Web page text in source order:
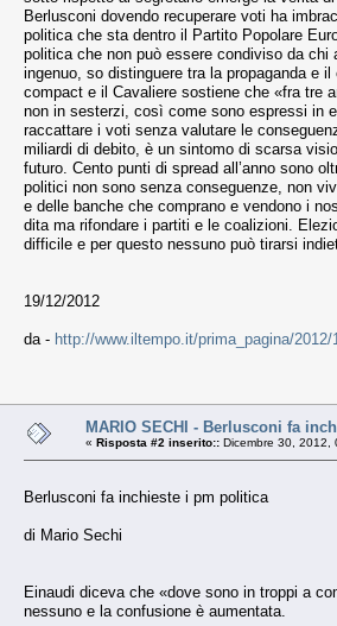
Berlusconi dovendo recuperare voti ha
politica che sta dentro il Partito Popolare
politica che non può essere condiviso da chi
ingenuo, so distinguere tra la propaganda e
compact e il Cavaliere sostiene che «fra tre
non in sesterzi, così come sono espressi in
raccattare i voti senza valutare le
miliardi di debito, è un sintomo di scarsa
futuro. Cento punti di spread all’anno sono
politici non sono senza conseguenze, non
e delle banche che comprano e vendono i
dita ma rifondare i partiti e le coalizioni.
difficile e per questo nessuno può tirarsi
19/12/2012
da - http://www.iltempo.it/prima_pagina/
MARIO SECHI - Berlusconi fa
« Risposta #2 inserito:: Dicembre 30, 2012,
Berlusconi fa inchieste i pm politica
di Mario Sechi
Einaudi diceva che «dove sono in troppi a
nessuno e la confusione è aumentata.